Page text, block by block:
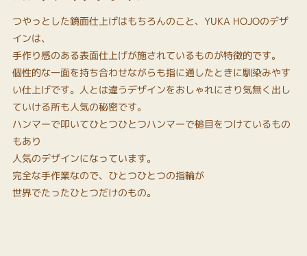
つやっとした鏡面仕上げはもちろんのこと、YUKA HOJOのデザ
インは、
手作り感のある表面仕上げが施されているものが特徴的です。
個性的な一面を持ち合わせながらも指に通したときに馴染みやす
い仕上げです。人とは違うデザインをおしゃれにさり気無く出し
ていける所も人気の秘密です。
ハンマーで叩いてひとつひとつハンマーで槌目をつけているもの
もあり
人気のデザインになっています。
完全な手作業なので、ひとつひとつの指輪が
世界でたったひとつだけのもの。